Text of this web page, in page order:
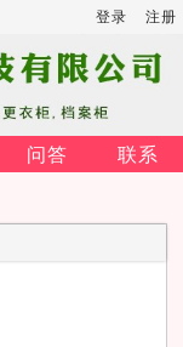
登录 注册
问答 联系